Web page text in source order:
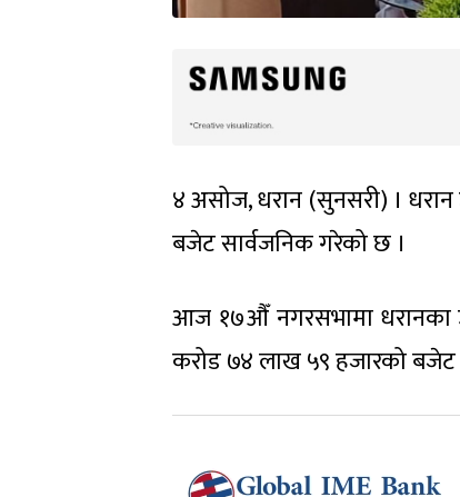
४ असोज, धरान (सुनसरी) । धरान
बजेट सार्वजनिक गरेको छ ।
आज १७औँ नगरसभामा धरानका
करोड ७४ लाख ५९ हजारको बजेट